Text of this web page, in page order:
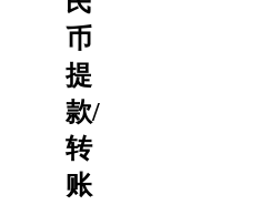
币
提
款/
转
账